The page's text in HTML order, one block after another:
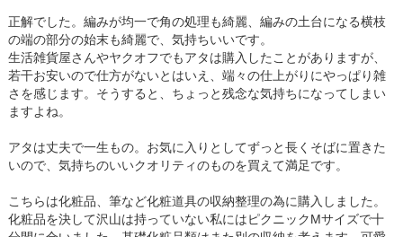
正解でした。編みが均一で角の処理も綺麗、編みの土台になる横枝
の端の部分の始末も綺麗で、気持ちいいです。
生活雑貨屋さんやヤクオフでもアタは購入したことがありますが、
若干お安いので仕方がないとはいえ、端々の仕上がりにやっぱり雑
さを感じます。そうすると、ちょっと残念な気持ちになってしまい
ますよね。
アタは丈夫で一生もの。お気に入りとしてずっと長くそばに置きた
いので、気持ちのいいクオリティのものを買えて満足です。
こちらは化粧品、筆など化粧道具の収納整理の為に購入しました。
化粧品を決して沢山は持っていない私にはピクニックMサイズで十